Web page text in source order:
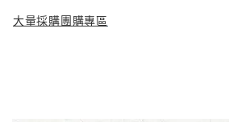
大量採購團購專區